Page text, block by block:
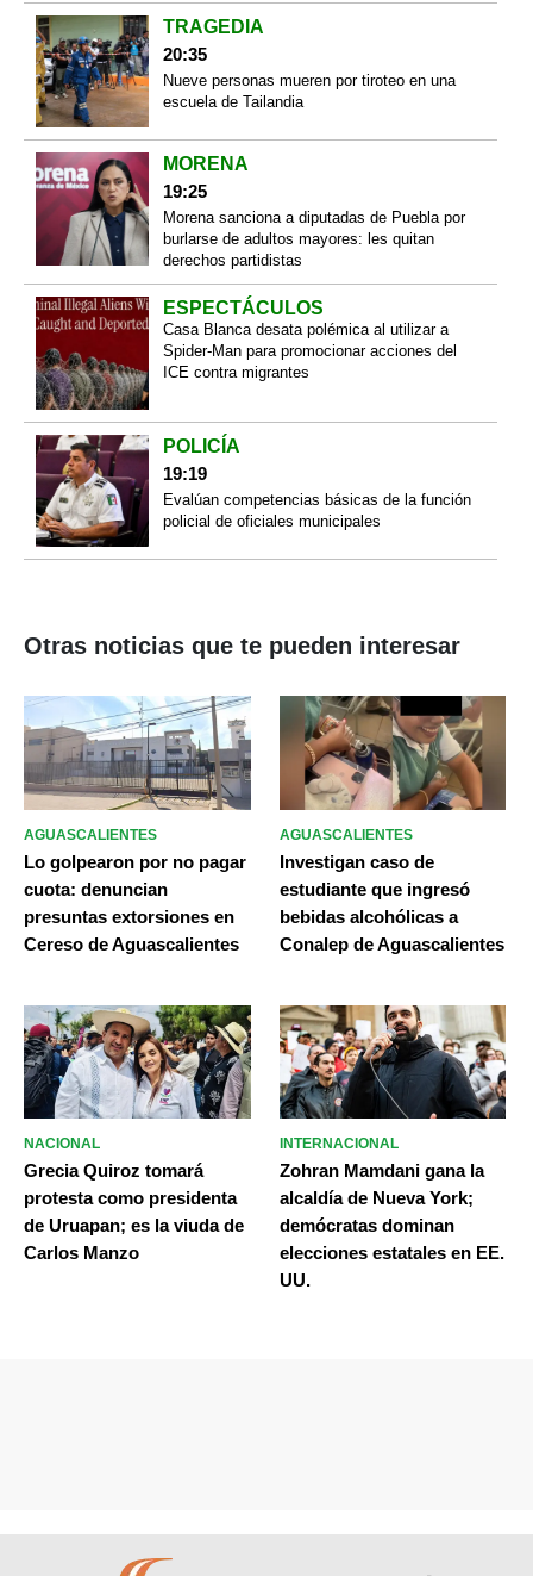
TRAGEDIA
20:35
Nueve personas mueren por tiroteo en una
escuela de Tailandia
MORENA
19:25
Morena sanciona a diputadas de Puebla por
burlarse de adultos mayores: les quitan
derechos partidistas
ESPECTÁCULOS
Casa Blanca desata polémica al utilizar a
Spider-Man para promocionar acciones del
ICE contra migrantes
POLICÍA
19:19
Evalúan competencias básicas de la función
policial de oficiales municipales
Otras noticias que te pueden interesar
AGUASCALIENTES
Lo golpearon por no pagar
cuota: denuncian
presuntas extorsiones en
Cereso de Aguascalientes
AGUASCALIENTES
Investigan caso de
estudiante que ingresó
bebidas alcohólicas a
Conalep de Aguascalientes
NACIONAL
Grecia Quiroz tomará
protesta como presidenta
de Uruapan; es la viuda de
Carlos Manzo
INTERNACIONAL
Zohran Mamdani gana la
alcaldía de Nueva York;
demócratas dominan
elecciones estatales en EE.
UU.